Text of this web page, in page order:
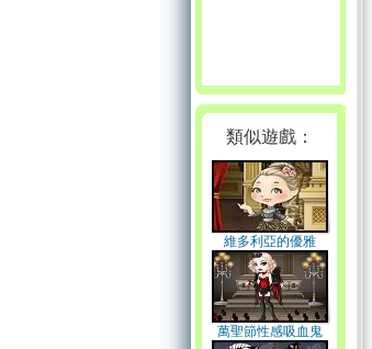
類似遊戲：
維多利亞的優雅
萬聖節性感吸血鬼